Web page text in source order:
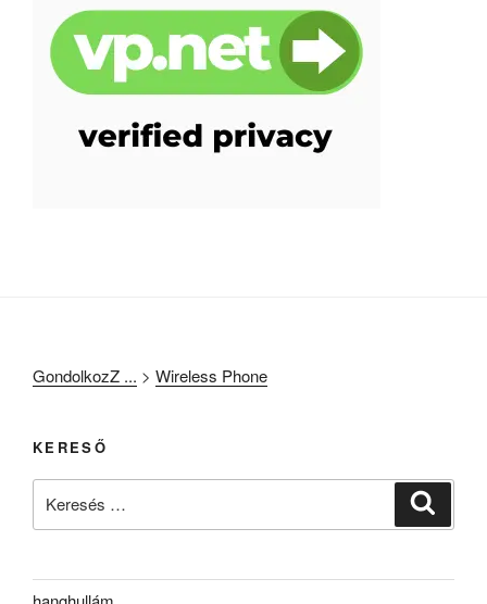
GondolkozZ ... > Wireless Phone
KERESŐ